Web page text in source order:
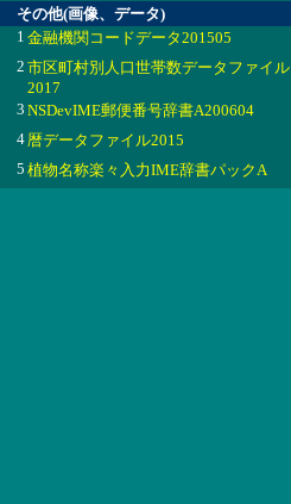
その他(画像、データ)
1 金融機関コードデータ201505
2 市区町村別人口世帯数データファイル
2017
3 NSDevIME郵便番号辞書A200604
4暦データファイル2015
5 植物名称楽々入力IME辞書パックA